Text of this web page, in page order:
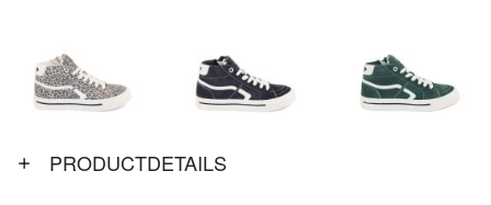
PRODUCTDETAILS